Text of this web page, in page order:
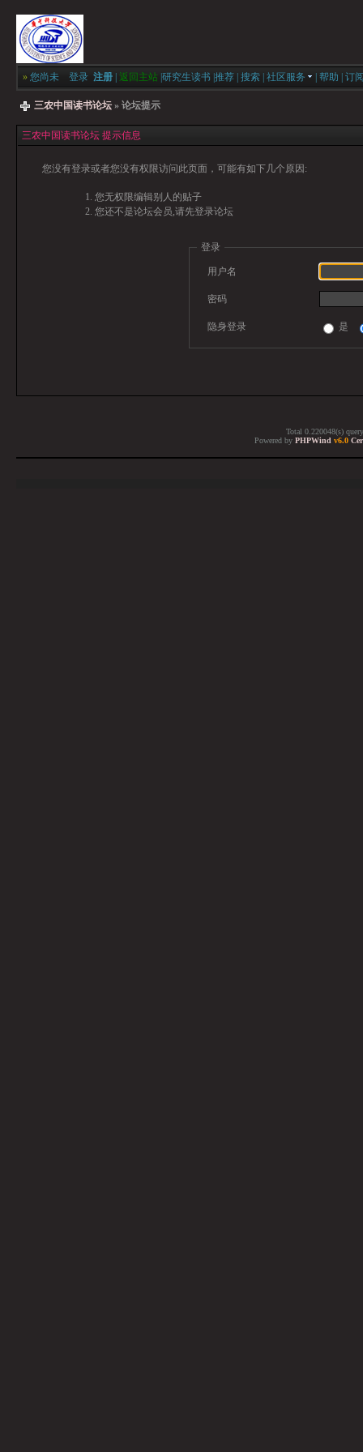
» 您尚未 登录 注册 返回主站 研究生读书 推荐 搜索 社区服务 帮助 订
三农中国读书论坛 » 论坛提示
三农中国读书论坛 提示信息
您没有登录或者您没有权限访问此页面，可能有如下几个原因:
您无权限编辑别人的贴子
您还不是论坛会员,请先登录论坛
登录
用户名
密码
隐身登录 是
Total 0.220048(s)
Powered by PHPWind v6.0